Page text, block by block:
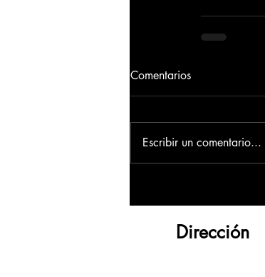
Comentarios
Escribir un comentario...
Dirección